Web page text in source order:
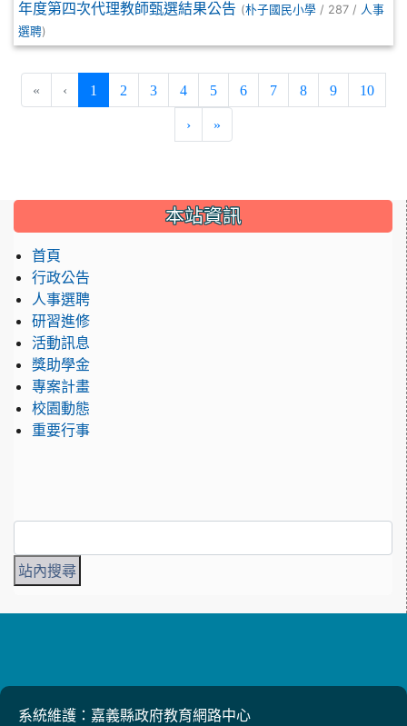
年度第四次代理教師甄選結果公告 (朴子國民小學 / 287 / 人事
選聘)
« ‹ 1 (current)
2 3 4 5 6 7 8 9 10
› »
::: 本站資訊
首頁
行政公告
人事選聘
研習進修
活動訊息
獎助學金
專案計畫
校園動態
重要行事
系統維護：嘉義縣政府教育網路中心